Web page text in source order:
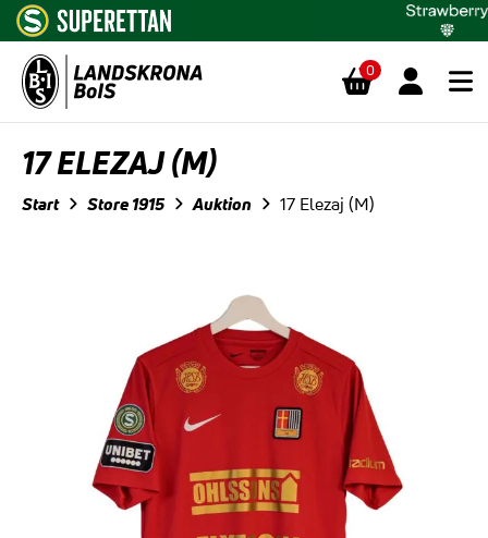
0
17 ELEZAJ (M)
Start Store 1915 Auktion 17 Elezaj (M)